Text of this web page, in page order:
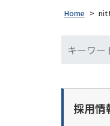
Home >
採用情